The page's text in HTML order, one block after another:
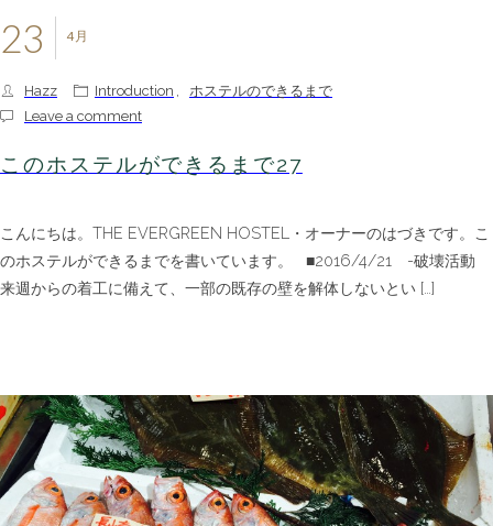
4月
23
Hazz Introduction
ホステルのできるまで
Leave a comment
このホステルができるまで27
こんにちは。THE EVERGREEN HOSTEL・オーナーのはづきです。こ
のホステルができるまでを書いています。 ■2016/4/21 -破壊活動
来週からの着工に備えて、一部の既存の壁を解体しないとい […]